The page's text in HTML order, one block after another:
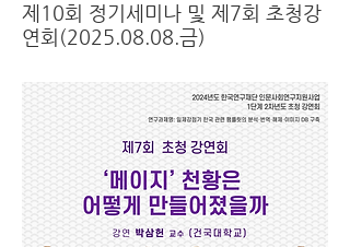
제10회 정기세미나 및 제7회 초청강
연회(2025.08.08.금)